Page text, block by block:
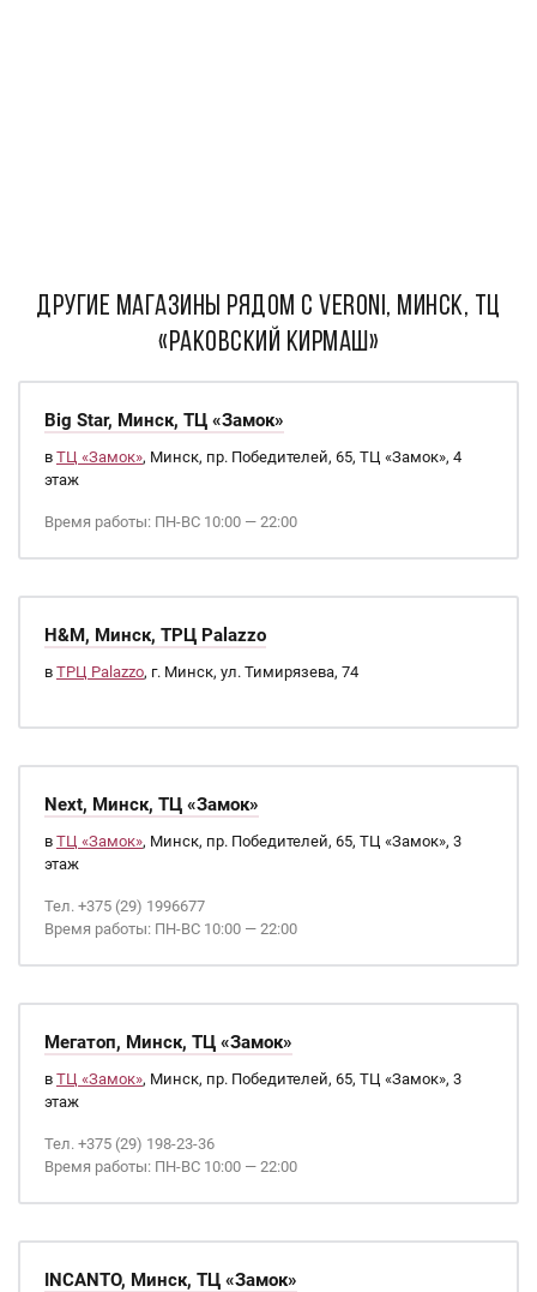
ДРУГИЕ МАГАЗИНЫ РЯДОМ С Veroni, Минск, ТЦ
«Раковский кирмаш»
Big Star, Минск, ТЦ «Замок»
в ТЦ «Замок», Минск, пр. Победителей, 65, ТЦ «Замок», 4
этаж
Время работы: ПН-ВС 10:00 — 22:00
H&M, Минск, ТРЦ Palazzo
в ТРЦ Palazzo, г. Минск, ул. Тимирязева, 74
Next, Минск, ТЦ «Замок»
в ТЦ «Замок», Минск, пр. Победителей, 65, ТЦ «Замок», 3
этаж
Тел. +375 (29) 1996677
Время работы: ПН-ВС 10:00 — 22:00
Мегатоп, Минск, ТЦ «Замок»
в ТЦ «Замок», Минск, пр. Победителей, 65, ТЦ «Замок», 3
этаж
Тел. +375 (29) 198-23-36
Время работы: ПН-ВС 10:00 — 22:00
INCANTO, Минск, ТЦ «Замок»